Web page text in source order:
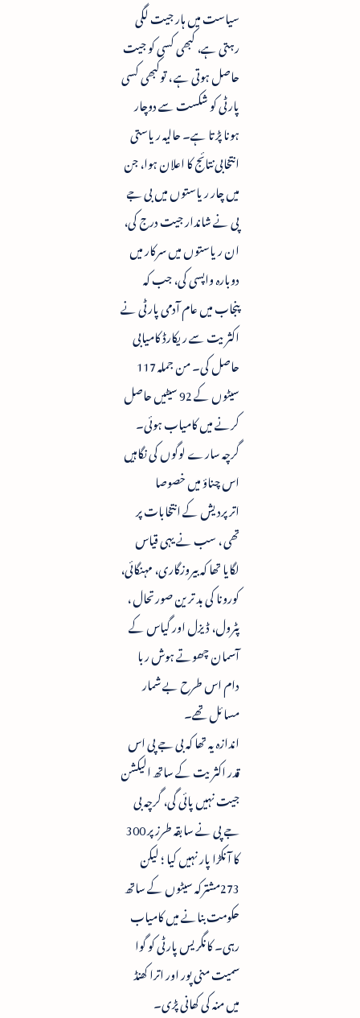
سیاست میں ہار جیت لگی
رہتی ہے، کبھی کسی کو جیت
حاصل ہوتی ہے ، توکبھی کسی
پارٹی کو شکست سے دوچار
ہونا پڑتا ہے۔ حالیہ ریاستی
انتخابی نتائج کا اعلان ہوا، جن
میں چار ریاستوں میں بی جے
پی نے شاندار جیت درج کی،
ان ریاستوں میں سرکار میں
دوبارہ واپسی کی، جب کہ
پنجاب میں عام آدمی پارٹی نے
اکثریت سے ریکارڈ کامیابی
حاصل کی۔ من جملہ 117
سیٹوں کے 92 سیٹیں حاصل
کرنے میں کامیاب ہوئی۔
گرچہ سارے لوگوں کی نگاہیں
اس چناؤ میں خصوصا
اترپردیش کے انتخابات پر
تھی ، سب نے یہی قیاس
لگایا تھا کہ بیروزگاری، مہنگائی،
کورونا کی بد ترین صورتحال ،
پٹرول، ڈیزل اور گیاس کے
آسمان چھوتے ہوش ربا
دام اس طرح بے شمار
مسائل تھے۔
اندازہ یہ تھا کہ بی جے پی اس
قدر اکثریت کے ساتھ الیکشن
جیت نہیں پائی گی، گرچہ بی
جے پی نے سابقہ طرز پر 300
کا آنکڑا پار نہیں کیا ؛ لیکن
273مشترکہ سیٹوں کے ساتھ
حکومت بنانے میں کامیاب
رہی۔ کانگریس پارٹی کو گوا
سمیت منی پور اور اترا کھنڈ
میں منہ کی کھانی پڑی۔